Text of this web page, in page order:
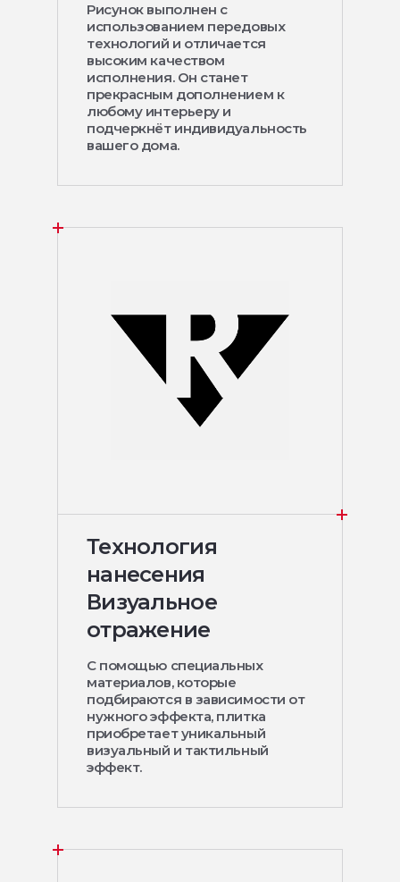
Рисунок выполнен с
использованием передовых
технологий и отличается
высоким качеством
исполнения. Он станет
прекрасным дополнением к
любому интерьеру и
подчеркнёт индивидуальность
вашего дома.
Технология
нанесения
Визуальное
отражение
С помощью специальных
материалов, которые
подбираются в зависимости от
нужного эффекта, плитка
приобретает уникальный
визуальный и тактильный
эффект.